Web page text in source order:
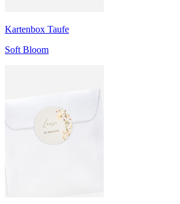
Kartenbox Taufe
Soft Bloom